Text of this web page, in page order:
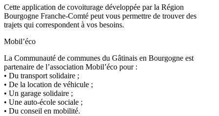
Cette application de covoiturage développée par la Région
Bourgogne Franche-Comté peut vous permettre de trouver des
trajets qui correspondent à vos besoins.
Mobil’éco
La Communauté de communes du Gâtinais en Bourgogne est
partenaire de l’association Mobil’éco pour :
• Du transport solidaire ;
• De la location de véhicule ;
• Un garage solidaire ;
• Une auto-école sociale ;
• Du conseil en mobilité.